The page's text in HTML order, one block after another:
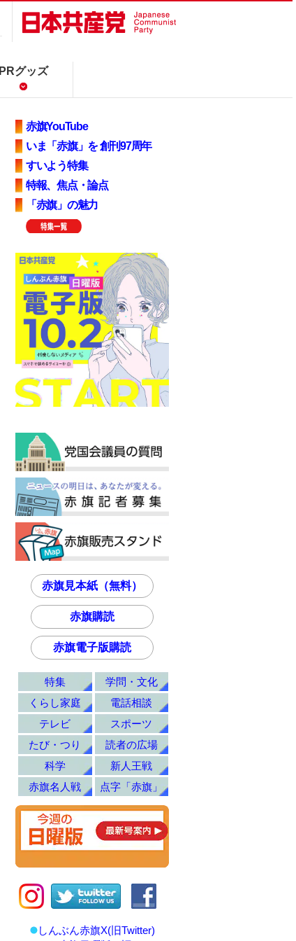
PRグッズ
赤旗YouTube
いま「赤旗」を 創刊97周年
すいよう特集
特報、焦点・論点
「赤旗」の魅力
赤旗見本紙（無料）
赤旗購読
赤旗電子版購読
特集
学問・文化
くらし家庭
電話相談
テレビ
スポーツ
たび・つり
読者の広場
科学
新人王戦
赤旗名人戦
点字「赤旗」
しんぶん赤旗X(旧Twitter)